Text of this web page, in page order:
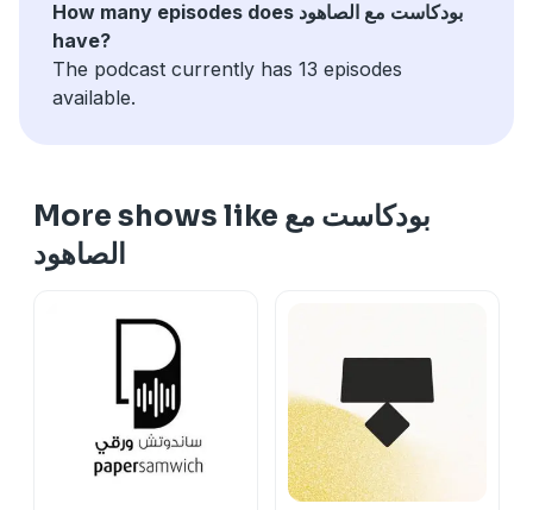
How many episodes does بودكاست مع الصاهود
have?
The podcast currently has 13 episodes
available.
More shows like بودكاست مع
الصاهود